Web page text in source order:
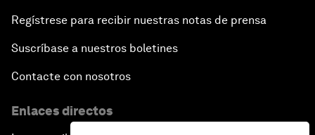
Regístrese para recibir nuestras notas de prensa
Suscríbase a nuestros boletines
Contacte con nosotros
Enlaces directos